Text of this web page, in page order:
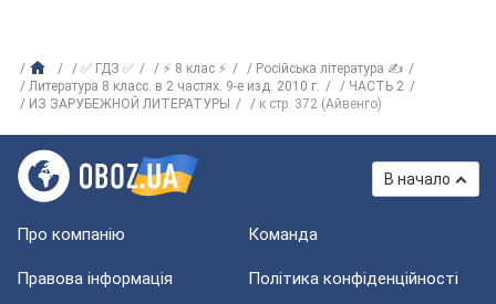
✅ ГДЗ ✅ ⚡ 8 клас ⚡
Російська література ✍
Литература 8 класс. в 2 частях. 9-е изд. 2010 г.
ЧАСТЬ 2
ИЗ ЗАРУБЕЖНОЙ ЛИТЕРАТУРЫ
к стр. 372 (Айвенго)
В начало
Про компанію Команда
Правова інформація Політика конфіденційності